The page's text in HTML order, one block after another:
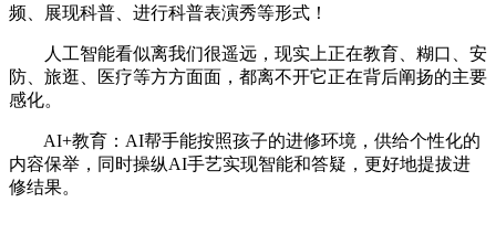
频、展现科普、进行科普表演秀等形式！
人工智能看似离我们很遥远，现实上正在教育、糊口、安
防、旅逛、医疗等方方面面，都离不开它正在背后阐扬的主要
感化。
AI+教育：AI帮手能按照孩子的进修环境，供给个性化的
内容保举，同时操纵AI手艺实现智能和答疑，更好地提拔进
修结果。